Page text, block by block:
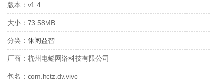
版本： v1.4
大小： 73.58MB
分类： 休闲益智
厂商： 杭州电鳐网络科技有限公司
包名： com.hctz.dy.vivo